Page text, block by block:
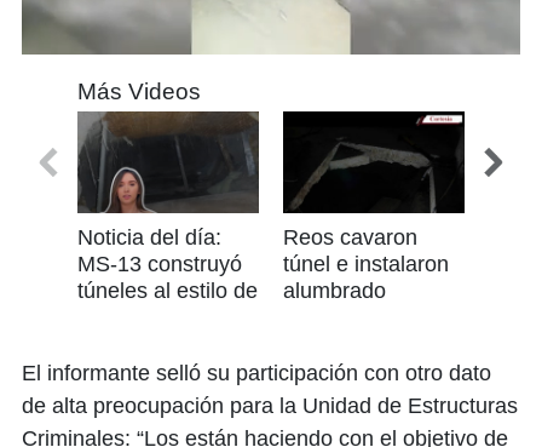
seconds
seconds
Más Videos
Noticia del día:
MS-13 construyó
túneles al estilo de
Reos cavaron
túnel e instalaron
alumbrado
El informante selló su participación con otro dato
de alta preocupación para la Unidad de Estructuras
Criminales: “Los están haciendo con el objetivo de